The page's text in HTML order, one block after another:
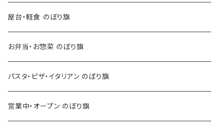
屋台・軽食 のぼり旗
お弁当・お惣菜 のぼり旗
パスタ・ピザ・イタリアン のぼり旗
営業中・オープン のぼり旗